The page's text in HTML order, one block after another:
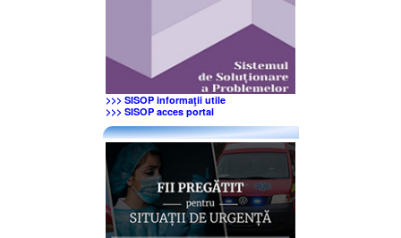
>>> SISOP informaţii utile
>>> SISOP acces portal